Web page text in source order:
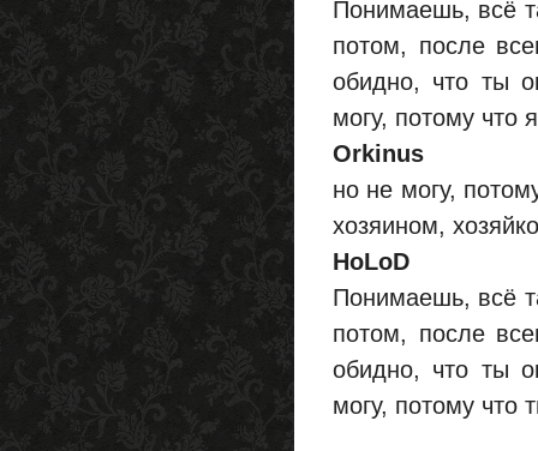
Понимаешь, всё
потом, после
обидно, что ты
могу, потому что
Orkinus
но не могу,
хозяином,
HoLoD
Понимаешь, всё
потом, после
обидно, что ты
могу, потому что